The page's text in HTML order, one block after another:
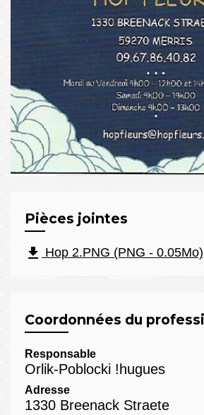
Pièces jointes
file_download Hop 2.PNG (PNG - 0.05Mo)
Coordonnées du
Responsable
Orlik-Poblocki !hugues
Adresse
1330 Breenack Straete